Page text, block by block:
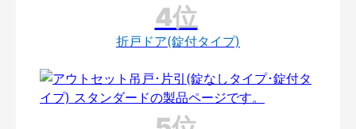
折戸ドア(錠付タイプ)